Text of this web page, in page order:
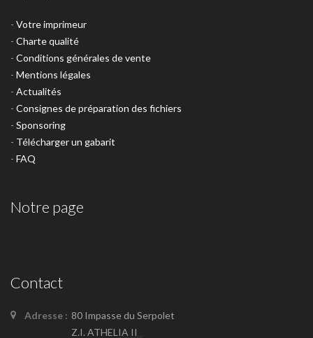
- Votre imprimeur
- Charte qualité
- Conditions générales de vente
- Mentions légales
- Actualités
- Consignes de préparation des fichiers
- Sponsoring
- Télécharger un gabarit
- FAQ
Notre page
Contact
Adresse : 80 Impasse du Serpolet
Z.I. ATHELIA II